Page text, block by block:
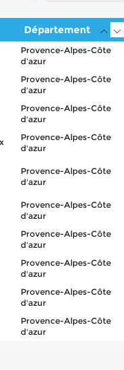
Département
Provence-Alpes-Côte
d'azur
Provence-Alpes-Côte
d'azur
Provence-Alpes-Côte
d'azur
Provence-Alpes-Côte
d'azur
Provence-Alpes-Côte
d'azur
Provence-Alpes-Côte
d'azur
Provence-Alpes-Côte
d'azur
Provence-Alpes-Côte
d'azur
Provence-Alpes-Côte
d'azur
Provence-Alpes-Côte
d'azur